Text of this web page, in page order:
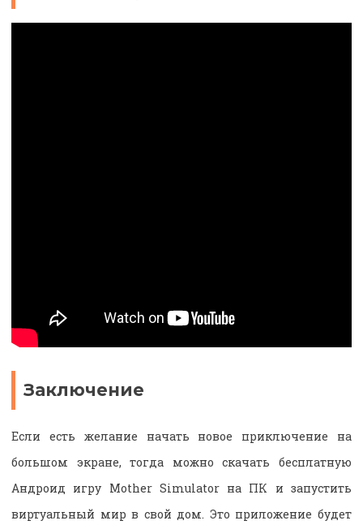
Заключение
Если есть желание начать новое приключение на
большом экране, тогда можно скачать бесплатную
Андроид игру Mother Simulator на ПК и запустить
виртуальный мир в свой дом. Это приложение будет